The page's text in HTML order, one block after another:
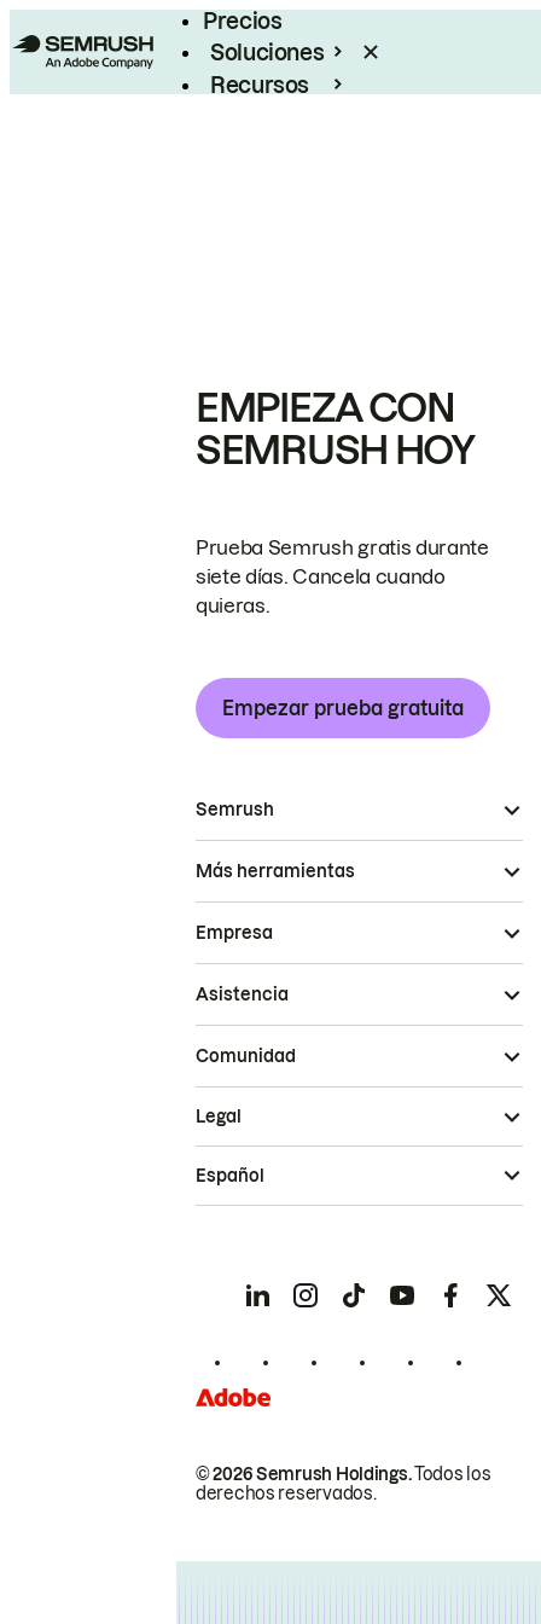
Precios
Soluciones
Recursos
EMPIEZA CON
SEMRUSH HOY
Prueba Semrush gratis durante
siete días. Cancela cuando
quieras.
Empezar prueba gratuita
Semrush
Más herramientas
Empresa
Asistencia
Comunidad
© 2026 Semrush Holdings.Todos los
derechos reservados.
Legal
Español